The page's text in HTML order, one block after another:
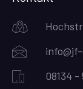
08134 -